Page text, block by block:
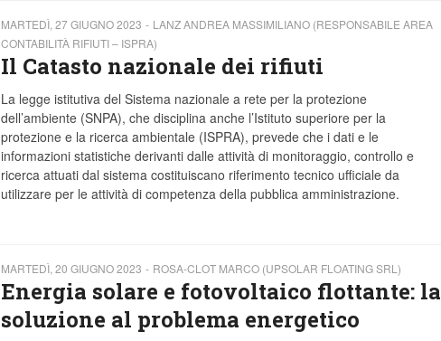
MARTEDÌ, 27 GIUGNO 2023
LANZ ANDREA MASSIMILIANO (RESPONSABILE AREA
CONTABILITÀ RIFIUTI – ISPRA)
Il Catasto nazionale dei rifiuti
La legge istitutiva del Sistema nazionale a rete per la protezione
dell’ambiente (SNPA), che disciplina anche l’Istituto superiore per la
protezione e la ricerca ambientale (ISPRA), prevede che i dati e le
informazioni statistiche derivanti dalle attività di monitoraggio, controllo e
ricerca attuati dal sistema costituiscano riferimento tecnico ufficiale da
utilizzare per le attività di competenza della pubblica amministrazione.
MARTEDÌ, 20 GIUGNO 2023 ROSA-CLOT MARCO (UPSOLAR FLOATING SRL)
Energia solare e fotovoltaico flottante: la
soluzione al problema energetico